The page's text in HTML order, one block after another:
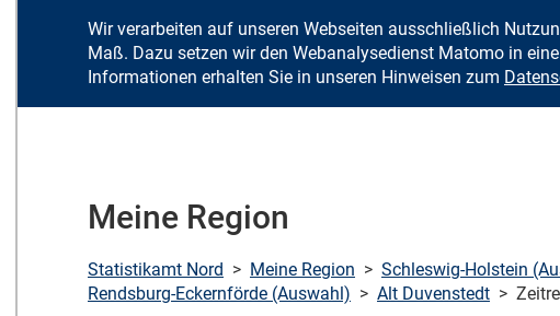
Zum Inhalt
Suche starten
Wir verarbeiten auf unseren Webseiten ausschließlich
Maß. Dazu setzen wir den Webanalysedienst Matomo in
Informationen erhalten Sie in unseren Hinweisen zum
Meine Region
Statistikamt Nord > Meine Region > Schleswig-Holstein
Rendsburg-Eckernförde (Auswahl) > Alt Duvenstedt >